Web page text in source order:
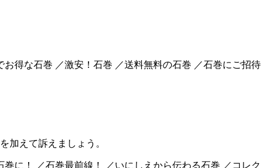
得な石巻 ／激安！石巻 ／送料無料の石巻 ／石巻にご招待
加えて訴えましょう。
に！ ／石巻最前線！ ／いにしえから伝わる石巻 ／コレク